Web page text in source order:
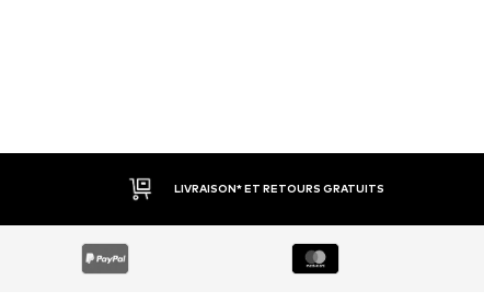
LIVRAISON* ET RETOURS GRATUITS